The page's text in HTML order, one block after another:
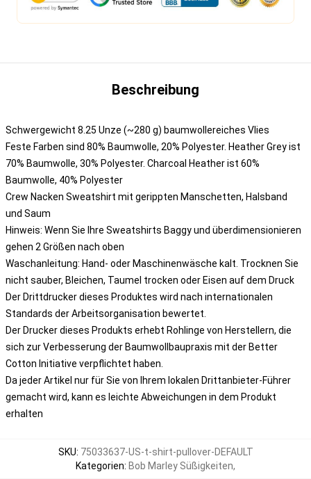
Beschreibung
Schwergewicht 8.25 Unze (~280 g) baumwollereiches Vlies
Feste Farben sind 80% Baumwolle, 20% Polyester. Heather Grey ist
70% Baumwolle, 30% Polyester. Charcoal Heather ist 60%
Baumwolle, 40% Polyester
Crew Nacken Sweatshirt mit gerippten Manschetten, Halsband
und Saum
Hinweis: Wenn Sie Ihre Sweatshirts Baggy und überdimensionieren
gehen 2 Größen nach oben
Waschanleitung: Hand- oder Maschinenwäsche kalt. Trocknen Sie
nicht sauber, Bleichen, Taumel trocken oder Eisen auf dem Druck
Der Drittdrucker dieses Produktes wird nach internationalen
Standards der Arbeitsorganisation bewertet.
Der Drucker dieses Produkts erhebt Rohlinge von Herstellern, die
sich zur Verbesserung der Baumwollbaupraxis mit der Better
Cotton Initiative verpflichtet haben.
Da jeder Artikel nur für Sie von Ihrem lokalen Drittanbieter-Führer
gemacht wird, kann es leichte Abweichungen in dem Produkt
erhalten
SKU: 75033637-US-t-shirt-pullover-DEFAULT
Kategorien: Bob Marley Süßigkeiten,